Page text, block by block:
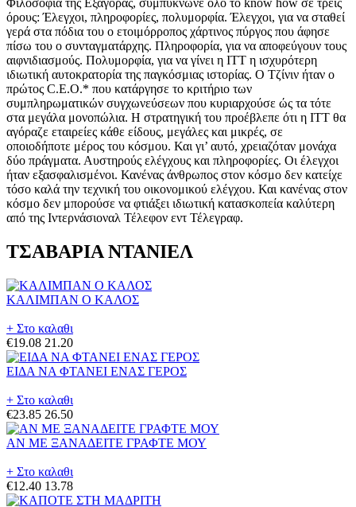
ΤΣΑΒΑΡΙΑ ΝΤΑΝΙΕΛ
ΚΑΛΙΜΠΑΝ Ο ΚΑΛΟΣ
+ Στο καλαθι
€19.08 21.20
ΕΙΔΑ ΝΑ ΦΤΑΝΕΙ ΕΝΑΣ ΓΕΡΟΣ
+ Στο καλαθι
€23.85 26.50
ΑΝ ΜΕ ΞΑΝΑΔΕΙΤΕ ΓΡΑΦΤΕ ΜΟΥ
+ Στο καλαθι
€12.40 13.78